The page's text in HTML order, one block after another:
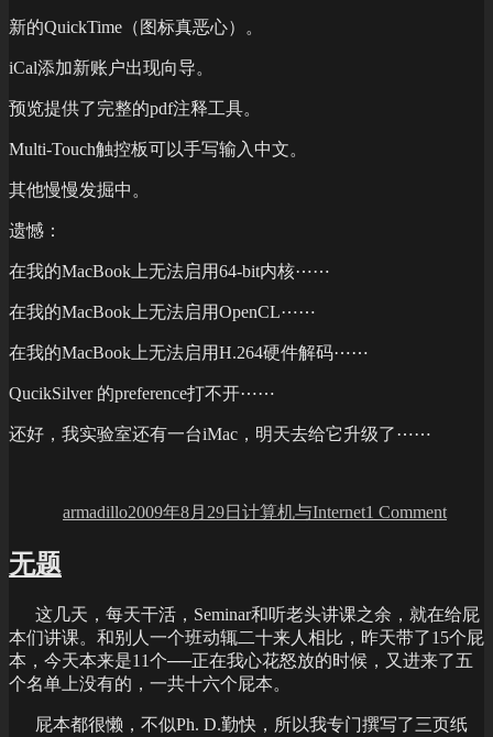
新的QuickTime（图标真恶心）。
iCal添加新账户出现向导。
预览提供了完整的pdf注释工具。
Multi-Touch触控板可以手写输入中文。
其他慢慢发掘中。
遗憾：
在我的MacBook上无法启用64-bit内核⋯⋯
在我的MacBook上无法启用OpenCL⋯⋯
在我的MacBook上无法启用H.264硬件解码⋯⋯
QucikSilver 的preference打不开⋯⋯
还好，我实验室还有一台iMac，明天去给它升级了⋯⋯
armadillo2009年8月29日 计算机与Internet1 Comment
无题
这几天，每天干活，Seminar和听老头讲课之余，就在给屁
本们讲课。和别人一个班动辄二十来人相比，昨天带了15个屁
本，今天本来是11个──正在我心花怒放的时候，又进来了五
个名单上没有的，一共十六个屁本。
屁本都很懒，不似Ph. D.勤快，所以我专门撰写了三页纸